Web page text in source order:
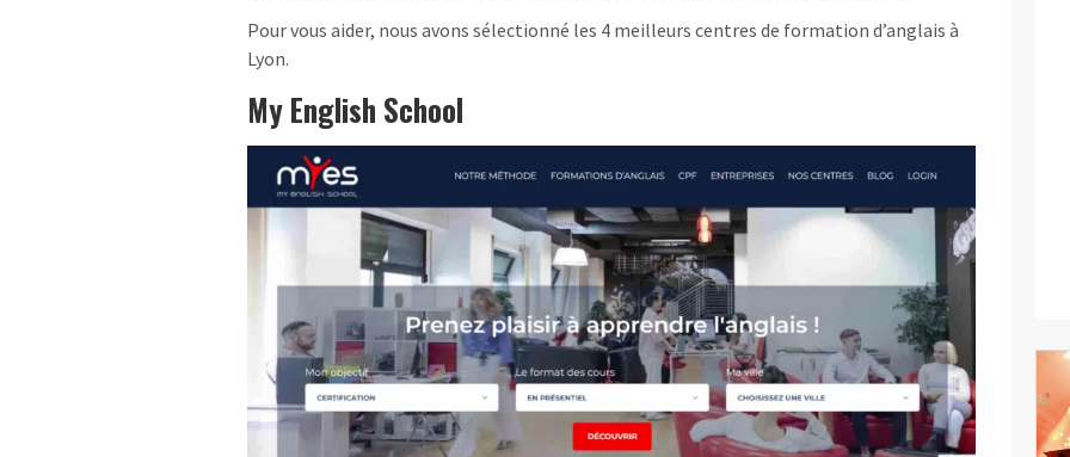
Pour vous aider, nous avons sélectionné les 4 meilleurs centres de formation d’anglais à
Lyon.
My English School